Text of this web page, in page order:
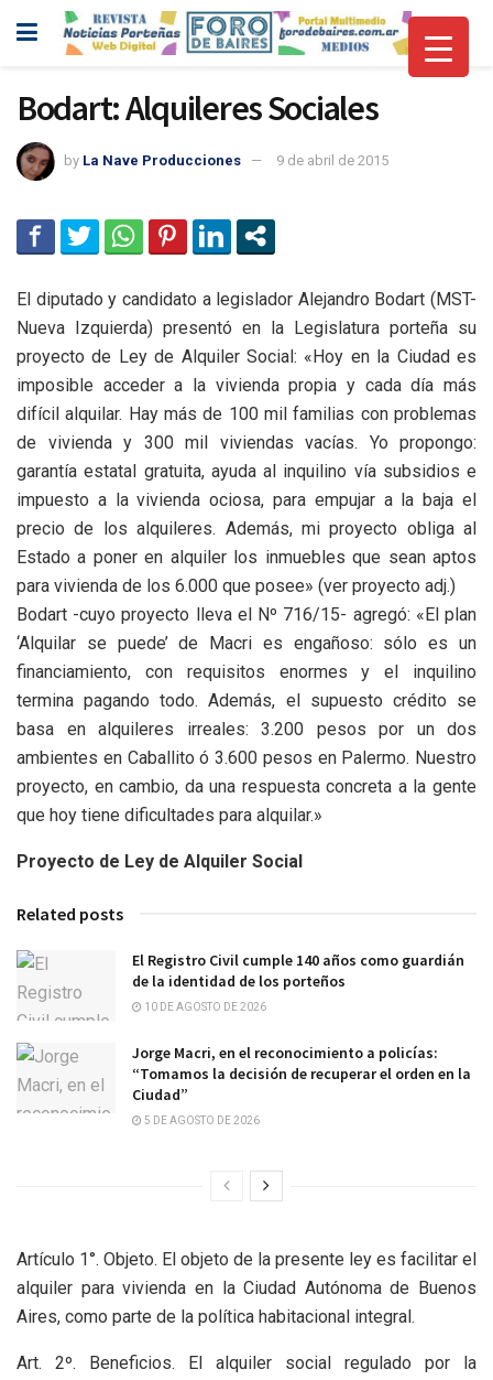
Bodart: Alquileres Sociales
by La Nave Producciones 9 de abril de 2015
El diputado y candidato a legislador Alejandro Bodart (MST-
Nueva Izquierda) presentó en la Legislatura porteña su
proyecto de Ley de Alquiler Social: «Hoy en la Ciudad es
imposible acceder a la vivienda propia y cada día más
difícil alquilar. Hay más de 100 mil familias con problemas
de vivienda y 300 mil viviendas vacías. Yo propongo:
garantía estatal gratuita, ayuda al inquilino vía subsidios e
impuesto a la vivienda ociosa, para empujar a la baja el
precio de los alquileres. Además, mi proyecto obliga al
Estado a poner en alquiler los inmuebles que sean aptos
para vivienda de los 6.000 que posee» (ver proyecto adj.)
Bodart -cuyo proyecto lleva el Nº 716/15- agregó: «El plan
‘Alquilar se puede’ de Macri es engañoso: sólo es un
financiamiento, con requisitos enormes y el inquilino
termina pagando todo. Además, el supuesto crédito se
basa en alquileres irreales: 3.200 pesos por un dos
ambientes en Caballito ó 3.600 pesos en Palermo. Nuestro
proyecto, en cambio, da una respuesta concreta a la gente
que hoy tiene dificultades para alquilar.»
Proyecto de Ley de Alquiler Social
Related posts
El Registro Civil cumple 140 años como guardián
de la identidad de los porteños
10 DE AGOSTO DE 2026
Jorge Macri, en el reconocimiento a policías:
“Tomamos la decisión de recuperar el orden en la
Ciudad”
5 DE AGOSTO DE 2026
Artículo 1°. Objeto. El objeto de la presente ley es facilitar el
alquiler para vivienda en la Ciudad Autónoma de Buenos
Aires, como parte de la política habitacional integral.
Art. 2º. Beneficios. El alquiler social regulado por la